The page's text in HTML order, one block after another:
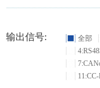
输出信号: 全部